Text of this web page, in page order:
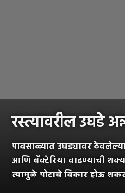
रस्त्यावरील उघडे
पावसाळ्यात उघड्यावर
आणि बॅक्टेरिया वाढण्याची
त्यामुळे पोटाचे विकार होऊ